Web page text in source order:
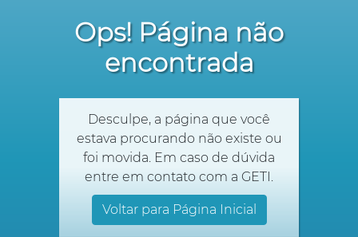
Ops! Página não
encontrada
Desculpe, a página que você
estava procurando não existe ou
foi movida. Em caso de dúvida
entre em contato com a GETI.
Voltar para Página Inicial